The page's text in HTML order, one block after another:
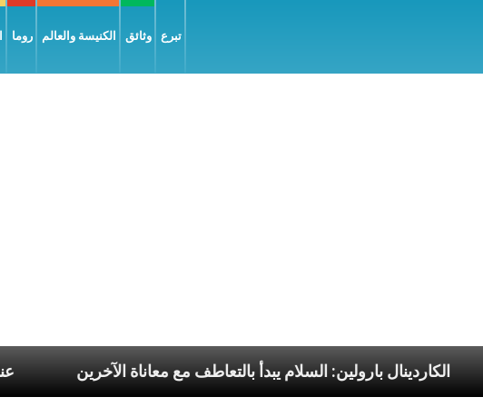
روما الكنيسة والعالم وثائق تبرع
الكاردينال بارولين: السلام يبدأ بالتعاطف مع معاناة الآخرين